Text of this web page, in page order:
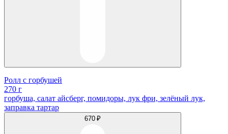
Ролл с горбушей
270 г
горбуша, салат айсберг, помидоры, лук фри, зелёный лук,
заправка тартар
670 ₽